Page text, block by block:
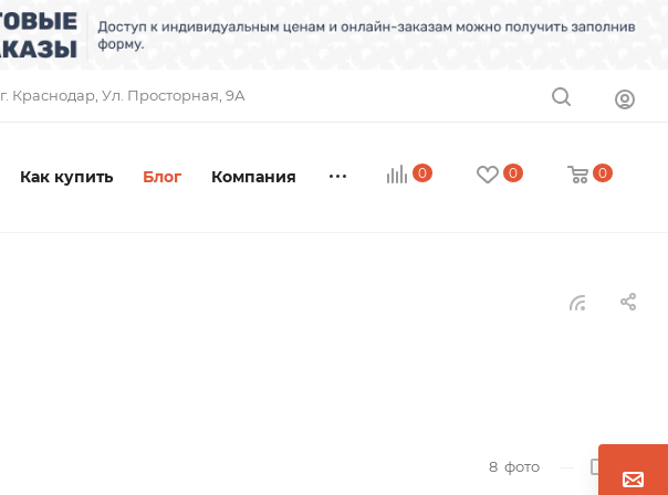
г. Краснодар, ​Ул. Просторная, 9А
0 0 0
Как купить Блог Компания
8 фото